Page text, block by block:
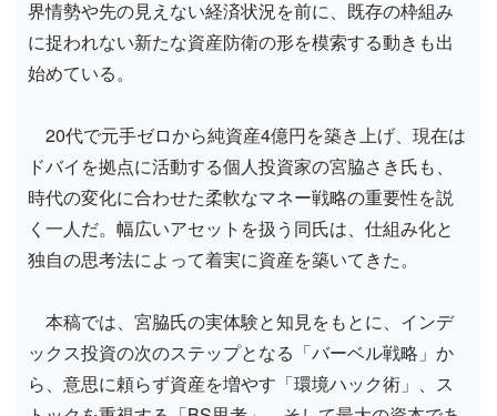
界情勢や先の見えない経済状況を前に、既存の枠組み
に捉われない新たな資産防衛の形を模索する動きも出
始めている。
20代で元手ゼロから純資産4億円を築き上げ、現在は
ドバイを拠点に活動する個人投資家の宮脇さき氏も、
時代の変化に合わせた柔軟なマネー戦略の重要性を説
く一人だ。幅広いアセットを扱う同氏は、仕組み化と
独自の思考法によって着実に資産を築いてきた。
本稿では、宮脇氏の実体験と知見をもとに、インデ
ックス投資の次のステップとなる「バーベル戦略」か
ら、意思に頼らず資産を増やす「環境ハック術」、ス